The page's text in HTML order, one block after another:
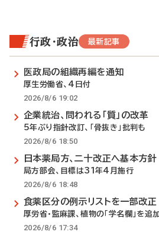
行政・政治 最新記事
医政局の組織再編を通知
厚生労働省、4日付
2026/8/6 19:02
企業統治、問われる「質」の改革
5年ぶり指針改訂、「骨抜き」批判も
2026/8/6 18:50
日本薬局方、二十改正へ基本方針
局方部会、目標は31年4月施行
2026/8/6 18:48
食薬区分の例示リストを一部改正
厚労省・監麻課、植物の「学名欄」を追
2026/8/6 17:34